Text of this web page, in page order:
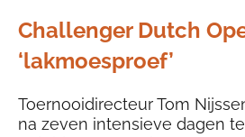
Challenger Dutch
‘lakmoesproef’
Toernooidirecteur Tom
na zeven intensieve dagen